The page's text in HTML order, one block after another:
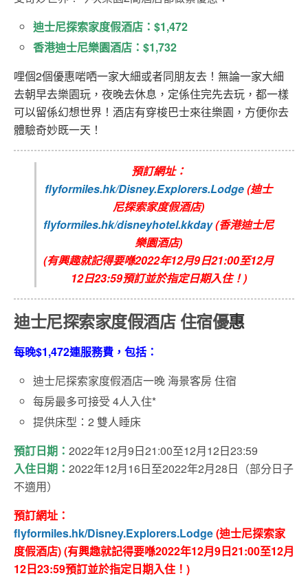
迪士尼探索家度假酒店：$1,472
香港迪士尼樂園酒店：$1,732
哩個2個優惠啱哂一家大細或者同朋友去！無論一家大細
去朝早去樂園玩，夜晚去休息，定係住完先去玩，都一樣
可以留係幻想世界！酒店有穿梭巴士來往樂園，方便你去
體驗奇妙既一天！
預訂網址：
flyformiles.hk/Disney.Explorers.Lodge(迪士
尼探索家度假酒店)
flyformiles.hk/disneyhotel.kkday(香港迪士尼
樂園酒店)
(有興趣就記得要喺2022年12月9日21:00至12月
12日23:59預訂並於指定日期入住！)
迪士尼探索家度假酒店 住宿優惠
每晚$1,472連服務費，包括：
迪士尼探索家度假酒店一晚 海景客房 住宿
每房最多可接受 4人入住*
提供床型：2 雙人睡床
預訂日期： 2022年12月9日21:00至12月12日23:59
入住日期： 2022年12月16日至2022年2月28日（部分日子
不適用）
預訂網址：
flyformiles.hk/Disney.Explorers.Lodge(迪士尼探索家
度假酒店) (有興趣就記得要喺2022年12月9日21:00至12月
12日23:59預訂並於指定日期入住！)